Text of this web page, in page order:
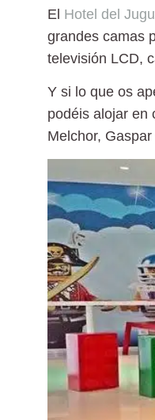
El Hotel del
grandes camas
televisión LCD,
Y si lo que os
podéis alojar en
Melchor,